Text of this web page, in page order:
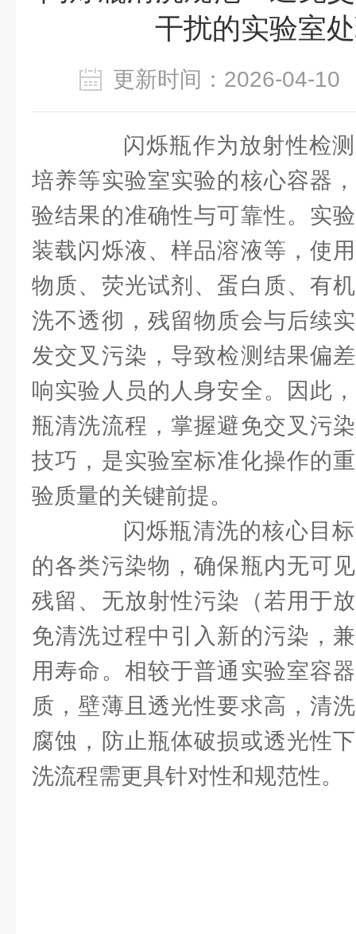
干扰的实验室
更新时间：2026-04-
闪烁瓶作为放射性检测
培养等实验室实验的核心容器
验结果的准确性与可靠性。实
装载闪烁液、样品溶液等，使
物质、荧光试剂、蛋白质、有
洗不透彻，残留物质会与后续
发交叉污染，导致检测结果偏
响实验人员的人身安全。因此
瓶清洗流程，掌握避免交叉污
技巧，是实验室标准化操作的
验质量的关键前提。
闪烁瓶清洗的核心目标
的各类污染物，确保瓶内无可
残留、无放射性污染（若用于
免清洗过程中引入新的污染，
用寿命。相较于普通实验室容
质，壁薄且透光性要求高，清
腐蚀，防止瓶体破损或透光性
洗流程需更具针对性和规范性。